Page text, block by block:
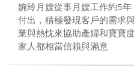
婉玲月嫂從事月嫂工作約5
付出，積極發現客戶的需求
業與熱忱來協助產婦和寶寶
家人都相當信賴與滿意